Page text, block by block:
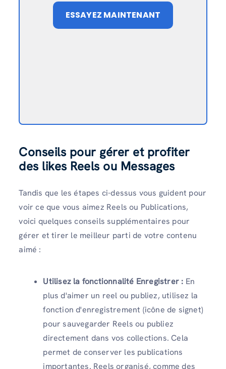
ESSAYEZ MAINTENANT
Conseils pour gérer et profiter
des likes Reels ou Messages
Tandis que les étapes ci-dessus vous guident pour
voir ce que vous aimez Reels ou Publications,
voici quelques conseils supplémentaires pour
gérer et tirer le meilleur parti de votre contenu
aimé :
Utilisez la fonctionnalité Enregistrer : En
plus d'aimer un reel ou publiez, utilisez la
fonction d'enregistrement (icône de signet)
pour sauvegarder Reels ou publiez
directement dans vos collections. Cela
permet de conserver les publications
importantes. Reels organisé, comme des